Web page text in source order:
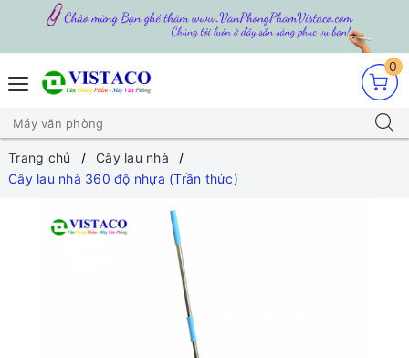
0
Trang chủ
Cây lau nhà
Cây lau nhà 360 độ nhựa (Trần thức)